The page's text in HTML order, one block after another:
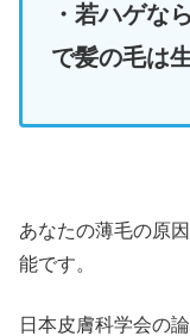
・若ハゲな
で髪の毛は
あなたの薄毛の原
能です。
日本皮膚科学会の